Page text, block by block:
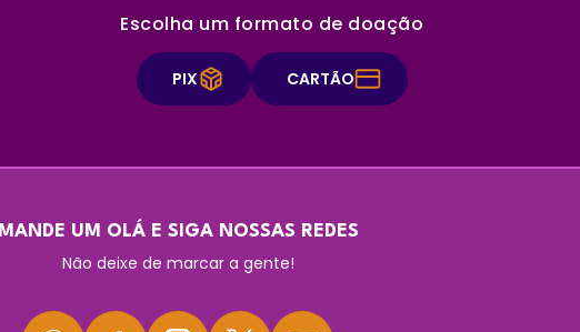
Escolha um formato de doação
PIX CARTÃO
MANDE UM OLÁ E SIGA NOSSAS REDES
Não deixe de marcar a gente!